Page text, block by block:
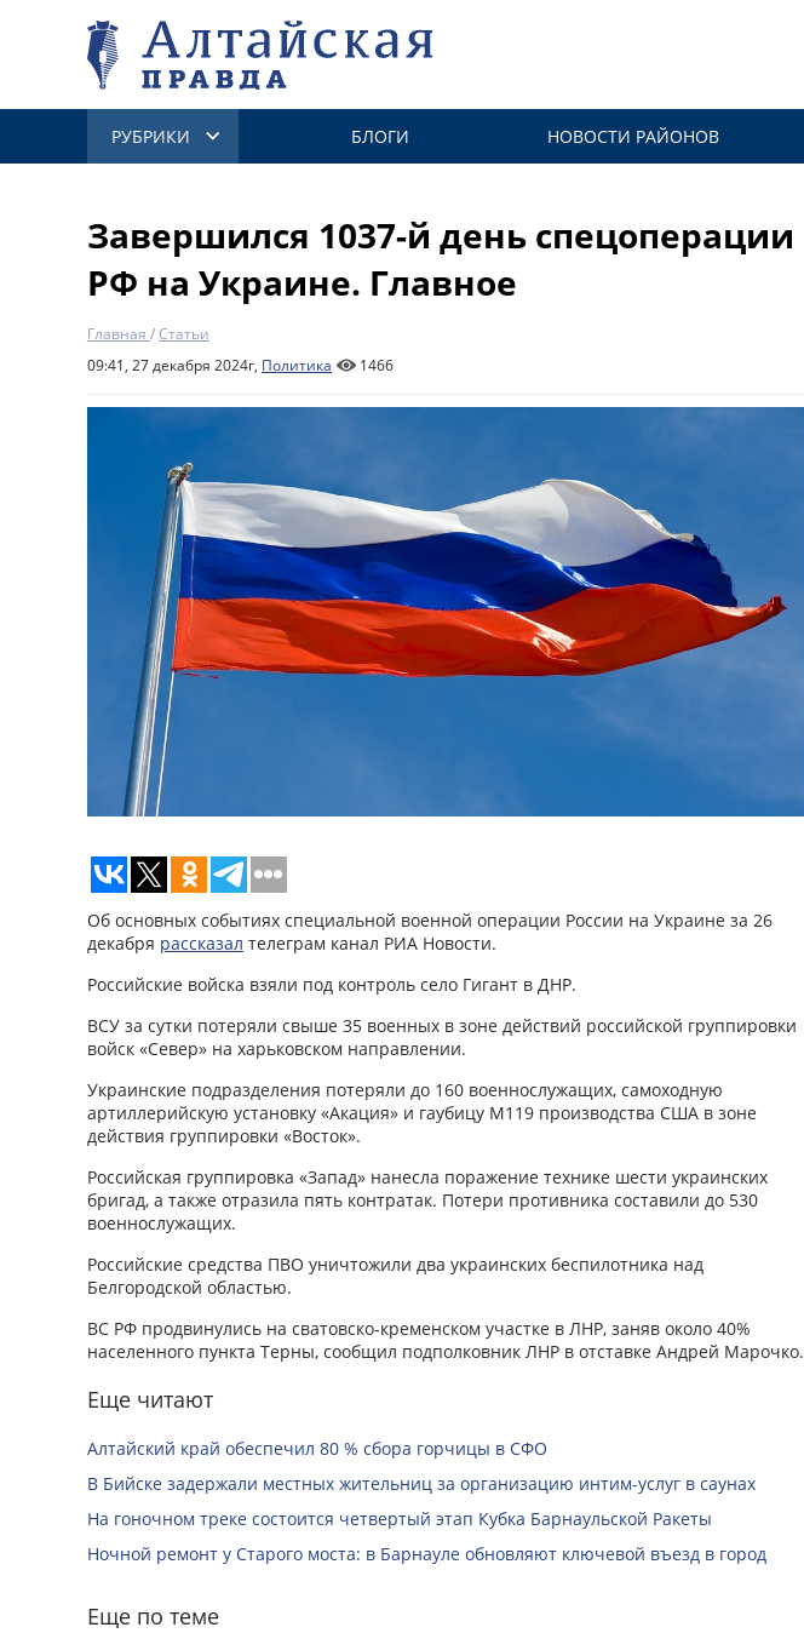
РУБРИКИ БЛОГИ НОВОСТИ РАЙОНОВ
Завершился 1037-й день спецоперации
РФ на Украине. Главное
Главная /Статьи
09:41, 27 декабря 2024г, Политика 1466
Об основных событиях специальной военной операции России на Украине за 26
декабря рассказал телеграм канал РИА Новости.
Российские войска взяли под контроль село Гигант в ДНР.
ВСУ за сутки потеряли свыше 35 военных в зоне действий российской группировки
войск «Север» на харьковском направлении.
Украинские подразделения потеряли до 160 военнослужащих, самоходную
артиллерийскую установку «Акация» и гаубицу М119 производства США в зоне
действия группировки «Восток».
Российская группировка «Запад» нанесла поражение технике шести украинских
бригад, а также отразила пять контратак. Потери противника составили до 530
военнослужащих.
Российские средства ПВО уничтожили два украинских беспилотника над
Белгородской областью.
ВС РФ продвинулись на сватовско-кременском участке в ЛНР, заняв около 40%
населенного пункта Терны, сообщил подполковник ЛНР в отставке Андрей Марочко.
Еще читают
Алтайский край обеспечил 80 % сбора горчицы в СФО
В Бийске задержали местных жительниц за организацию интим-услуг в саунах
На гоночном треке состоится четвертый этап Кубка Барнаульской Ракеты
Ночной ремонт у Старого моста: в Барнауле обновляют ключевой въезд в город
Еще по теме